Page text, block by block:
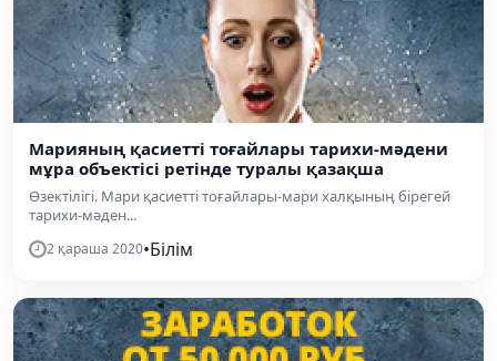
Марияның қасиетті тоғайлары тарихи-мәдени
мұра объектісі ретінде туралы қазақша
Өзектілігі. Мари қасиетті тоғайлары-мари халқының бірегей
тарихи-мәден...
2 қараша 2020•Білім